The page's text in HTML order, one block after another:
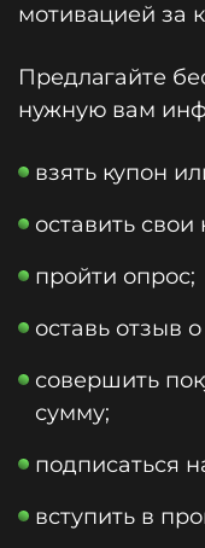
мотивацией за
Предлагайте
нужную вам
взять купон
оставить свои
пройти опрос;
оставь отзыв
совершить
сумму;
подписаться
вступить в